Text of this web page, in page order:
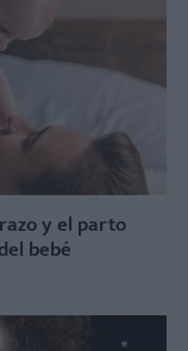
y el parto
bebé